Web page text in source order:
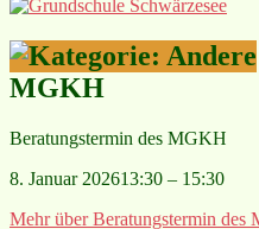
MGKH
Beratungstermin des MGKH
8. Januar 202613:30 – 15:30
Mehrüber Beratungstermin des